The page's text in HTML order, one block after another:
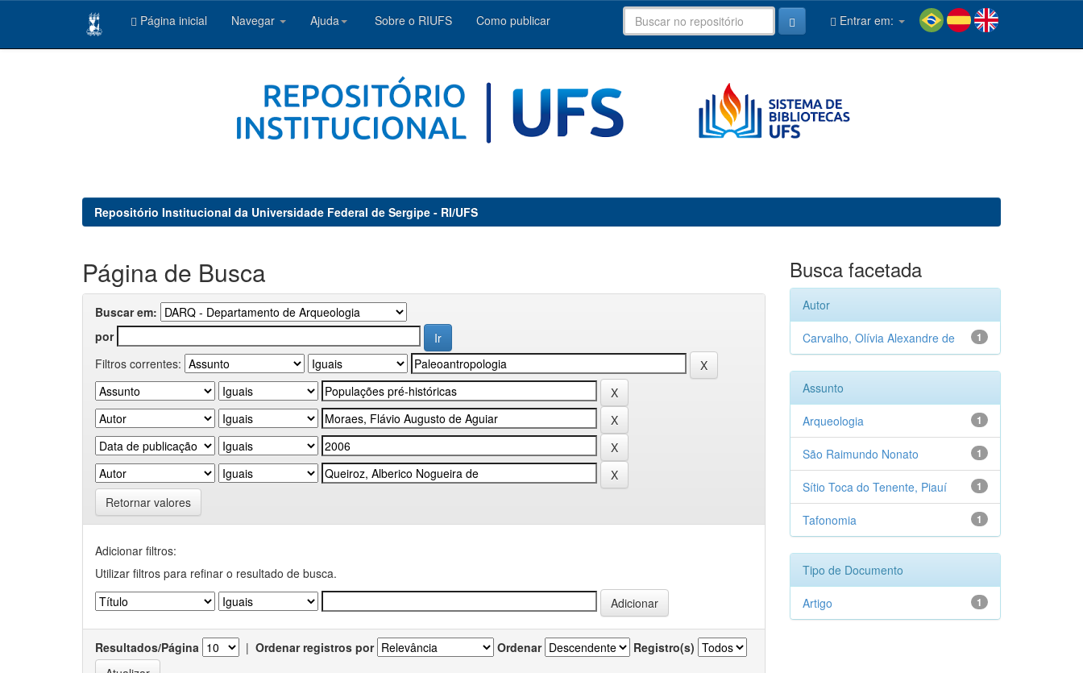
Página inicial Navegar Ajuda Sobre o RIUFS Como publicar Entrar em:
Repositório Institucional da Universidade Federal de Sergipe - RI/UFS
Página de Busca
Buscar em:
por
Filtros correntes:
Retornar valores
Adicionar filtros:
Utilizar filtros para refinar o resultado de busca.
Resultados/Página | Ordenar registros por Ordenar Registro(s)
Busca facetada
Autor
1
Carvalho, Olívia Alexandre de
Assunto
1
Arqueologia
1
São Raimundo Nonato
1
Sítio Toca do Tenente, Piauí
1
Tafonomia
Tipo de Documento
1
Artigo